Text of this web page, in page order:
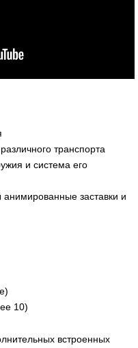
транспорта
и система его
заставки и
10)
встроенных